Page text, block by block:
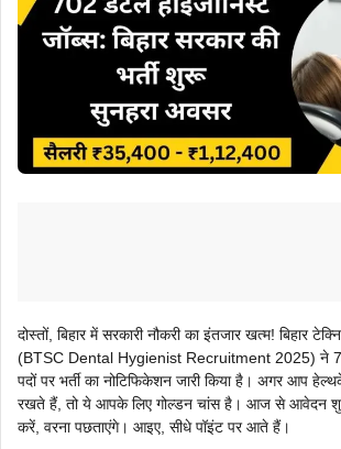
दोस्तों, बिहार में सरकारी नौकरी का इंतजार खत्म! बिहार
(BTSC Dental Hygienist Recruitment 2025) ने
पदों पर भर्ती का नोटिफिकेशन जारी किया है। अगर आप
रखते हैं, तो ये आपके लिए गोल्डन चांस है। आज से आवेदन
करें, वरना पछताएंगे। आइए, सीधे पॉइंट पर आते हैं।